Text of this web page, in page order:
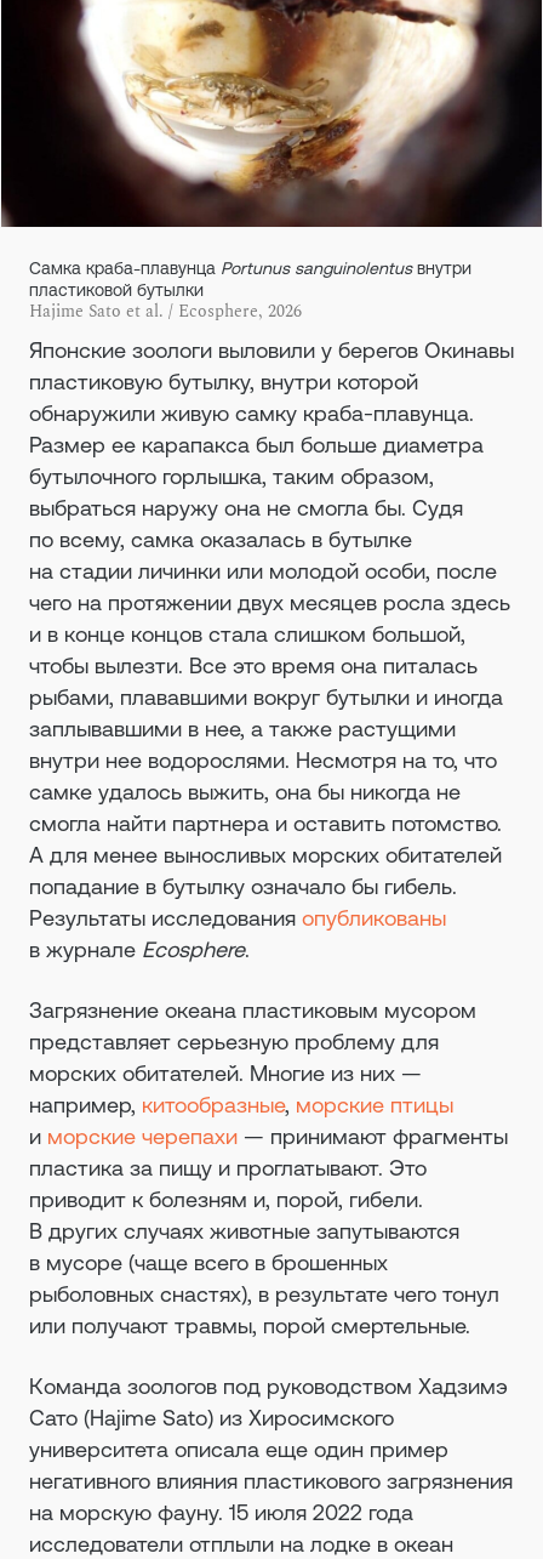
Самка краба-плавунца Portunus sanguinolentusвнутри
пластиковой бутылки
Hajime Sato et al. / Ecosphere, 2026
Японские зоологи выловили у берегов Окинавы
пластиковую бутылку, внутри которой
обнаружили живую самку краба-плавунца.
Размер ее карапакса был больше диаметра
бутылочного горлышка, таким образом,
выбраться наружу она не смогла бы. Судя
по всему, самка оказалась в бутылке
на стадии личинки или молодой особи, после
чего на протяжении двух месяцев росла здесь
и в конце концов стала слишком большой,
чтобы вылезти. Все это время она питалась
рыбами, плававшими вокруг бутылки и иногда
заплывавшими в нее, а также растущими
внутри нее водорослями. Несмотря на то, что
самке удалось выжить, она бы никогда не
смогла найти партнера и оставить потомство.
А для менее выносливых морских обитателей
попадание в бутылку означало бы гибель.
Результаты исследования опубликованы
в журнале Ecosphere.
Загрязнение океана пластиковым мусором
представляет серьезную проблему для
морских обитателей. Многие из них —
например, китообразные, морские птицы
и морские черепахи — принимают фрагменты
пластика за пищу и проглатывают. Это
приводит к болезням и, порой, гибели.
В других случаях животные запутываются
в мусоре (чаще всего в брошенных
рыболовных снастях), в результате чего тонул
или получают травмы, порой смертельные.
Команда зоологов под руководством Хадзимэ
Сато (Hajime Sato) из Хиросимского
университета описала еще один пример
негативного влияния пластикового загрязнения
на морскую фауну. 15 июля 2022 года
исследователи отплыли на лодке в океан